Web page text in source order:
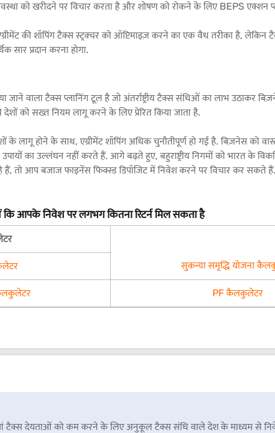
को खरीदने पर विचार करता है और शोषण को रोकने के लिए BEPS एक्शन
की शॉपिंग टैक्स स्ट्रक्चर को ऑप्टिमाइज़ करने का एक वैध तरीका है,
सार प्रदान करना होगा.
जाने वाला टैक्स प्लानिंग टूल है जो अंतर्राष्ट्रीय टैक्स संधिओं का लाभ
को सख्त नियम लागू करने के लिए प्रेरित किया जाता है.
के लागू होने के साथ, एग्रीमेंट शॉपिंग अधिक चुनौतीपूर्ण हो गई है. बिज़नेस को
का उल्लंघन नहीं करते हैं. आगे बढ़ते हुए, बहुराष्ट्रीय निगमों को भारत के
हैं, तो आप बजाज फाइनेंस फिक्स्ड डिपॉजिट में निवेश करने पर विचार कर सकते
आपके निवेश पर लगभग कितना रिटर्न मिल सकता है
सुकन्या समृद्धि योजना
PF कैलकुलेटर
टैक्स देयताओं को कम करने के लिए अनुकूल टैक्स संधि वाले देश के माध्यम से